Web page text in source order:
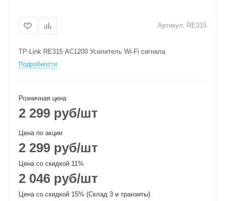
Артикул: RE315
TP-Link RE315 AC1200 Усилитель Wi-Fi сигнала
Подробности
Розничная цена
2 299 руб/шт
Цена по акции
2 299 руб/шт
Цена со скидкой 11%
2 046 руб/шт
Цена со скидкой 15% (Склад 3 и транзиты)